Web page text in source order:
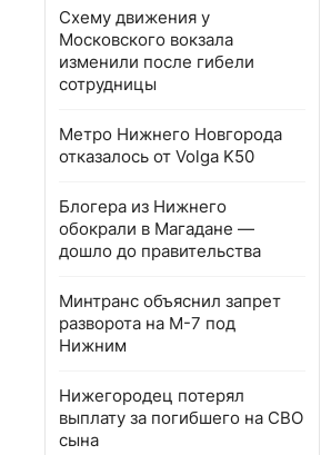
Схему движения у
Московского вокзала
изменили после гибели
сотрудницы
Метро Нижнего Новгорода
отказалось от Volga K50
Блогера из Нижнего
обокрали в Магадане —
дошло до правительства
Минтранс объяснил запрет
разворота на М-7 под
Нижним
Нижегородец потерял
выплату за погибшего на СВО
сына